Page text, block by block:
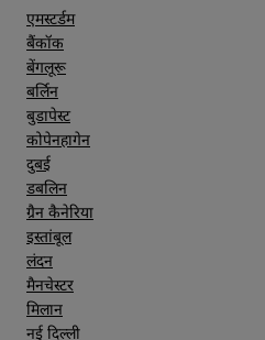
एमस्टर्डम
बैंकॉक
बेंगलूरू
बर्लिन
बुडापेस्ट
कोपेनहागेन
दुबई
डबलिन
ग्रैन कैनेरिया
इस्तांबूल
लंदन
मैनचेस्टर
मिलान
नई दिल्ली